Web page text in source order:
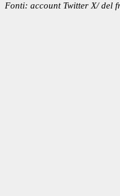
Fonti: account TwitterX/ del